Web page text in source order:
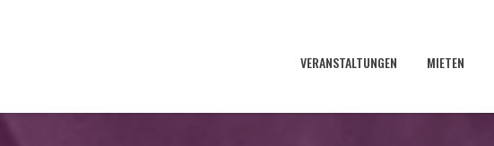
VERANSTALTUNGEN MIETEN